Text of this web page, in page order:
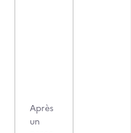
Après
un